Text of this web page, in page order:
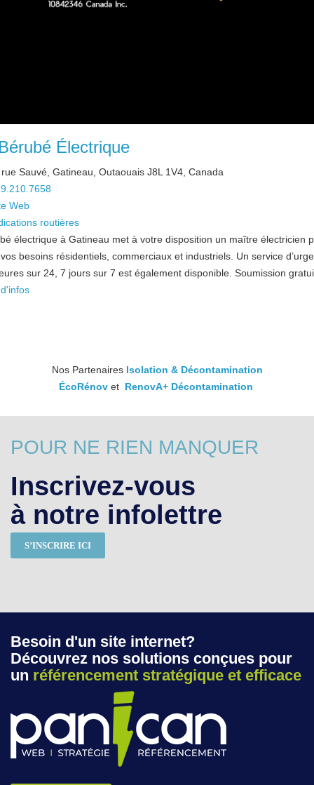
Électrique
Sauvé, Gatineau, Outaouais J8L 1V4, Canada
Web
routières
électrique à Gatineau met à votre disposition un maître électricien
besoins résidentiels, commerciaux et industriels. Un service
sur 24, 7 jours sur 7 est également disponible. Soumission
Nos Partenaires Isolation & Décontamination
ÉcoRénovet RenovA+ Décontamination
POUR NE RIEN MANQUER
Inscrivez-vous
à notre infolettre
S’INSCRIRE ICI
Besoin d'un site internet?
Découvrez nos solutions conçues pour
un référencement stratégique et efficace